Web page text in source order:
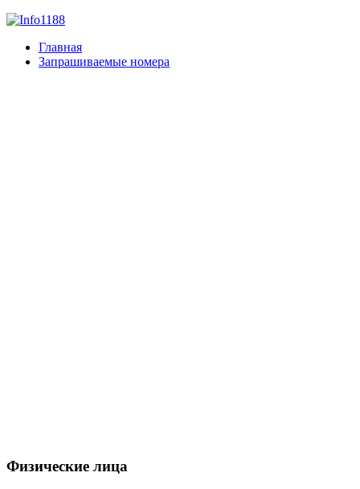
Главная
Запрашиваемые номера
Физические лица